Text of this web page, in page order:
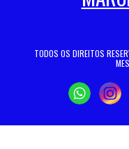
TODOS OS DIREITOS